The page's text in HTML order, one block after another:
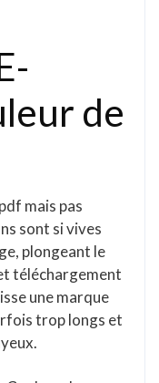
de
mais pas
sont si vives
plongeant le
téléchargement
une marque
trop longs et